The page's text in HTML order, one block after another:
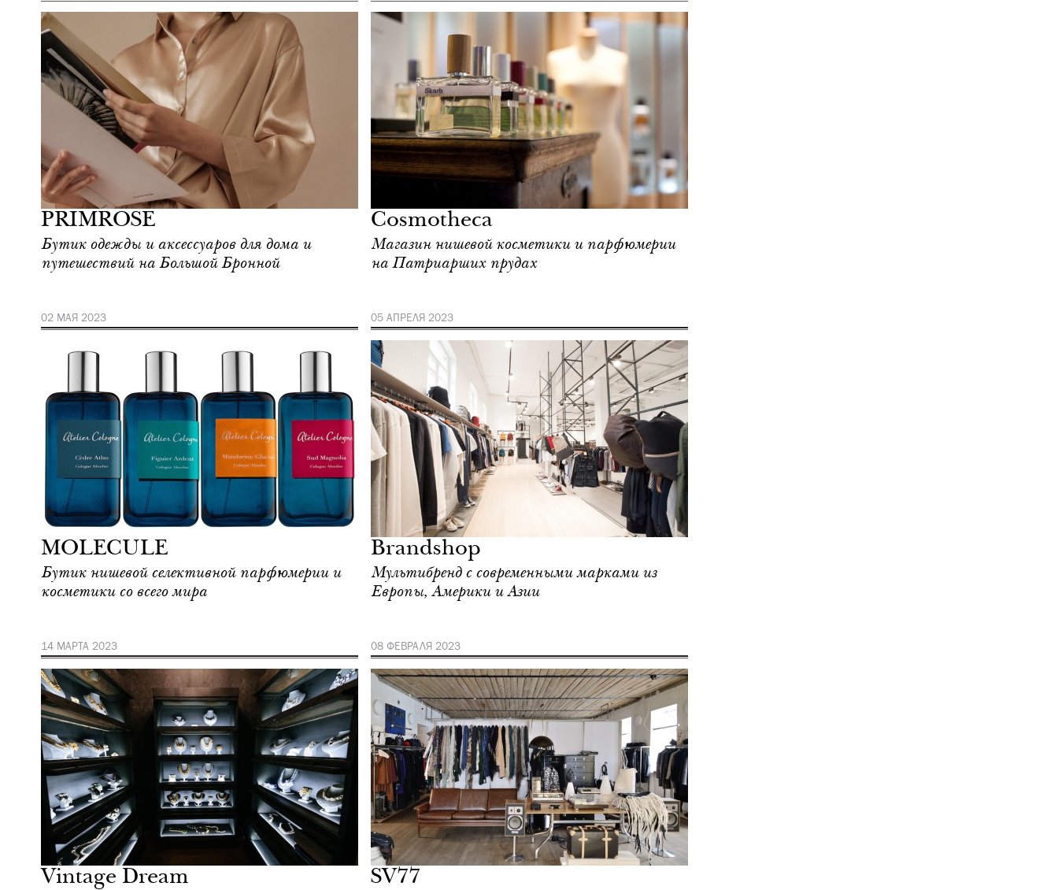
PRIMROSE
Бутик одежды и аксессуаров для дома и
путешествий на Большой Бронной
02 МАЯ 2023
Шоппинг
Москва
Cosmotheca
Магазин нишевой косметики и парфюмерии
на Патриарших прудах
05 АПРЕЛЯ 2023
MOLECULE
Бутик нишевой селективной парфюмерии и
косметики со всего мира
14 МАРТА 2023
Шоппинг
Москва
Brandshop
Мультибренд c современными марками из
Европы, Америки и Азии
08 ФЕВРАЛЯ 2023
Vintage Dream
Шоппинг
Москва
SV77